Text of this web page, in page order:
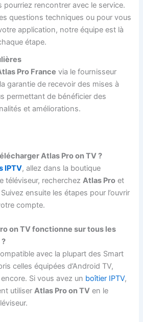
pourriez rencontrer avec le service.
questions techniques ou pour vous
application, notre équipe est là
étape.
Pro France via le fournisseur
garantie de recevoir des mises à
permettant de bénéficier des
et améliorations.
Atlas Pro on TV ?
IPTV, allez dans la boutique
téléviseur, recherchezAtlas Pro et
ensuite les étapes pour l’ouvrir
compte.
on TV fonctionne sur tous les
avec la plupart des Smart
celles équipées d’Android TV,
Si vous avez un boîtier IPTV,
utiliserAtlas Pro on TV en le